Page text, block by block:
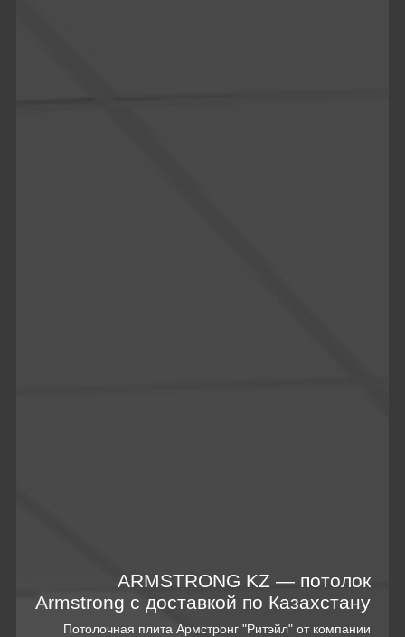
ARMSTRONG KZ — потолок
Armstrong с доставкой по Казахстану
Потолочная плита Армстронг "Ритэйл" от компании